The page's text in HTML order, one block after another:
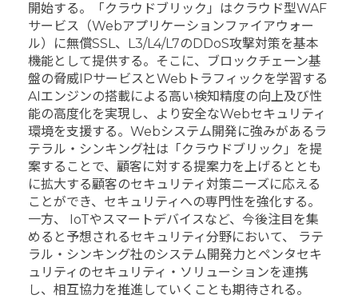
開始する。「クラウドブリック」はクラウド型WAF
サービス（Webアプリケーションファイアウォー
ル）に無償SSL、L3/L4/L7のDDoS攻撃対策を基本
機能として提供する。そこに、ブロックチェーン基
盤の脅威IPサービスとWebトラフィックを学習する
AIエンジンの搭載による高い検知精度の向上及び性
能の高度化を実現し、より安全なWebセキュリティ
環境を支援する。Webシステム開発に強みがあるラ
テラル・シンキング社は「クラウドブリック」を提
案することで、顧客に対する提案力を上げるととも
に拡大する顧客のセキュリティ対策ニーズに応える
ことができ、セキュリティへの専門性を強化する。
一方、 IoTやスマートデバイスなど、今後注目を集
めると予想されるセキュリティ分野において、 ラテ
ラル・シンキング社のシステム開発力とペンタセキ
ュリティのセキュリティ・ソリューションを連携
し、相互協力を推進していくことも期待される。